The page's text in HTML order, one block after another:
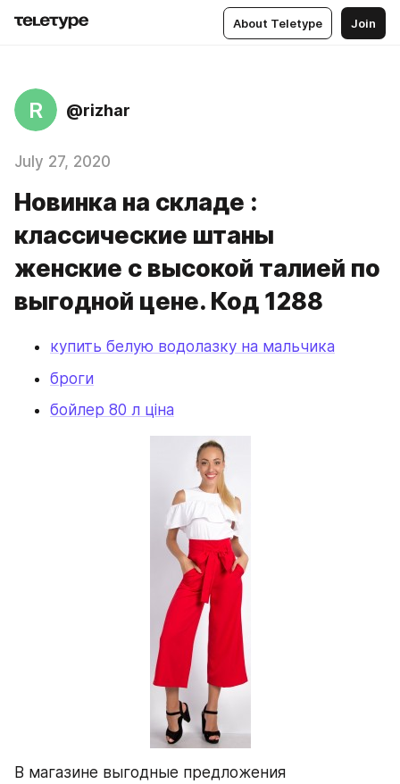
About Teletype Join
R @rizhar
July 27, 2020
Новинка на складе :
классические штаны
женские с высокой талией по
выгодной цене. Код 1288
купить белую водолазку на мальчика
броги
бойлер 80 л ціна